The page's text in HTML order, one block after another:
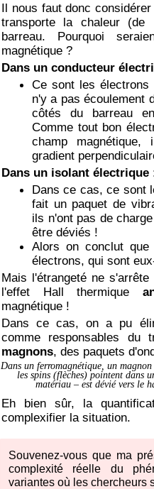
Il nous faut donc
transporte la chaleur
barreau. Pourquoi
magnétique ?
Dans un conducteur
Ce sont les
n'y a pas écoulement
côtés du barreau
Comme tout bon
champ
gradient
Dans un isolant électrique
Dans ce cas, ce sont
fait un paquet de
ils n'ont pas de
être déviés !
Alors on conclut que
électrons, qui sont
Mais l'étrangeté ne
l'effet Hall thermique
magnétique !
Dans ce cas, on a pu
comme responsables du
magnons, des paquets
Dans un ferromagnétique, un
les spins (flèches) pointent dans
matériau – est dévié vers le
Eh bien sûr, la
complexifier la situation.
Souvenez-vous que ma
complexité réelle du
variantes où les chercheurs